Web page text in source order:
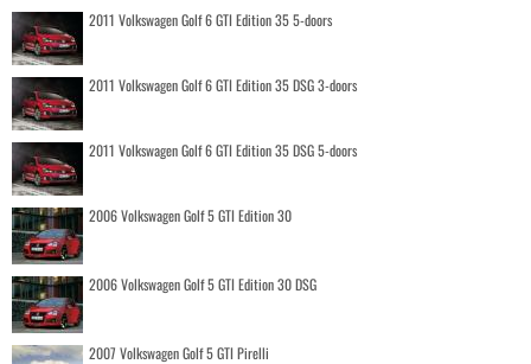
2011 Volkswagen Golf 6 GTI Edition 35 5-doors
2011 Volkswagen Golf 6 GTI Edition 35 DSG 3-doors
2011 Volkswagen Golf 6 GTI Edition 35 DSG 5-doors
2006 Volkswagen Golf 5 GTI Edition 30
2006 Volkswagen Golf 5 GTI Edition 30 DSG
2007 Volkswagen Golf 5 GTI Pirelli